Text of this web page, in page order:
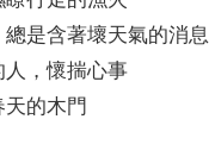
是含著壞天氣的消息
，懷揣心事
的木門